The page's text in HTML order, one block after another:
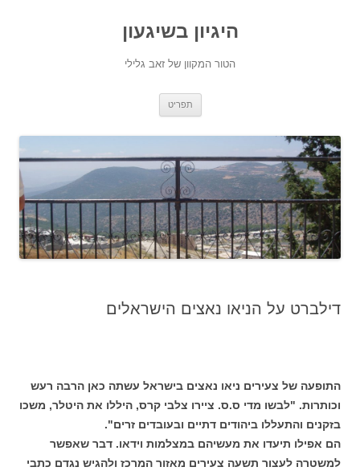
היגיון בשיגעון
הטור המקוון של זאב גלילי
תפריט
דילברט על הניאו נאצים הישראלים
התופעה של צעירים ניאו נאצים בישראל עשתה כאן הרבה רעש
וכותרות. "לבשו מדי ס.ס. ציירו צלבי קרס, היללו את היטלר, משכו
בזקנים והתעללו ביהודים דתיים ובעובדים זרים".
הם אפילו תיעדו את מעשיהם במצלמות וידאו. דבר שאפשר
למשטרה לעצור תשעה צעירים מאזור המרכז ולהגיש נגדם כתבי